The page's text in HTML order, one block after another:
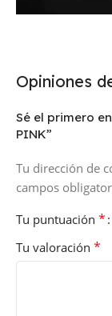
Opiniones
Sé el primero
PINK”
Tu dirección de
campos
Tu puntuación *
Tu valoración *